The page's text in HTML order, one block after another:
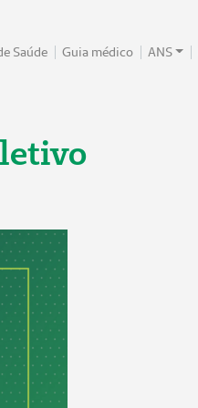
Saúde Guia médico ANS